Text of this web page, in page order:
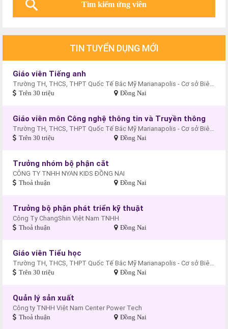
TIN TUYỂN DỤNG MỚI
Giáo viên Tiếng anh
Trường TH, THCS, THPT Quốc Tế Bắc Mỹ Marianapolis - Cơ sở Biên Hòa
Trên 30 triệu Đồng Nai
Giáo viên môn Công nghệ thông tin và Truyền thông
Trường TH, THCS, THPT Quốc Tế Bắc Mỹ Marianapolis - Cơ sở Biên Hòa
Trên 30 triệu Đồng Nai
Trưởng nhóm bộ phận cắt
CÔNG TY TNHH NYAN KIDS ĐỒNG NAI
Thoả thuận Đồng Nai
Trưởng bộ phận phát triển kỹ thuật
Công Ty ChangShin Việt Nam TNHH
Thoả thuận Đồng Nai
Giáo viên Tiểu học
Trường TH, THCS, THPT Quốc Tế Bắc Mỹ Marianapolis - Cơ sở Biên Hòa
Trên 30 triệu Đồng Nai
Quản lý sản xuất
Công ty TNHH Việt Nam Center Power Tech
Thoả thuận Đồng Nai